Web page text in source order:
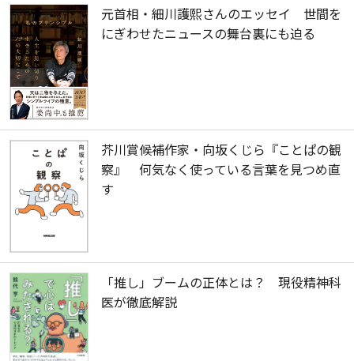
元首相・細川護熙さんのエッセイ 世間を
にぎわせたニュースの舞台裏にも迫る
芥川賞候補作家・向坂くじら『ことぱの観
察』 何気なく使っている言葉を見つめ直
す
「推し」ブームの正体とは？ 現役精神科
医が徹底解説